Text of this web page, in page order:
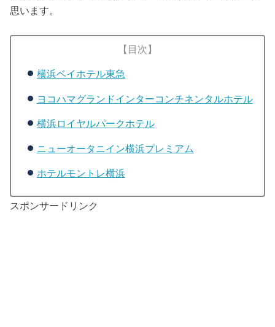
思います。
【目次】
横浜ベイホテル東急
ヨコハマグランドインターコンチネンタルホテル
横浜ロイヤルパークホテル
ニューオータニイン横浜プレミアム
ホテルモントレ横浜
スポンサードリンク